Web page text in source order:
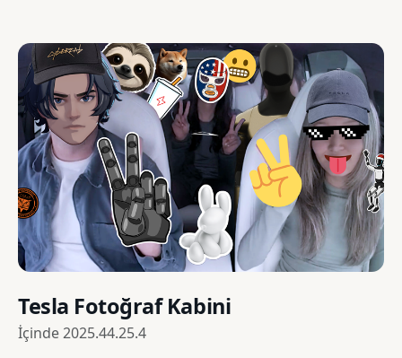
Tesla Fotoğraf Kabini
İçinde2025.44.25.4